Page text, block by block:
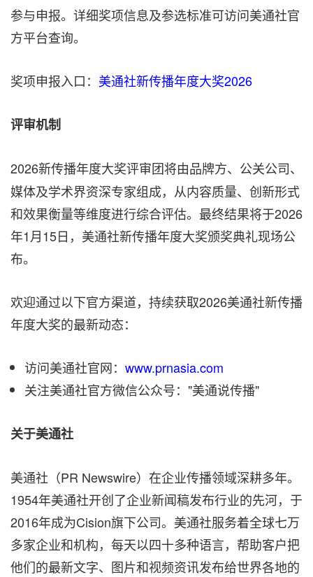
参与申报。详细奖项信息及参选标准可访问美通社官
方平台查询。
奖项申报入口： 美通社新传播年度大奖2026
‌评审机制
2026新传播年度大奖评审团将由品牌方、公关公司、
媒体及学术界资深专家组成，从内容质量、创新形式
和效果衡量等维度进行综合评估。最终结果将于2026
年1月15日，美通社新传播年度大奖颁奖典礼现场公
布。
欢迎通过以下官方渠道，持续获取2026美通社新传播
年度大奖的最新动态：
访问美通社官网： www.prnasia.com
关注美通社官方微信公众号："美通说传播"
‌关于美通社
美通社（PR Newswire）在企业传播领域深耕多年。
1954年美通社开创了企业新闻稿发布行业的先河，于
2016年成为Cision旗下公司。美通社服务着全球七万
多家企业和机构，每天以四十多种语言，帮助客户把
他们的最新文字、图片和视频资讯发布给世界各地的